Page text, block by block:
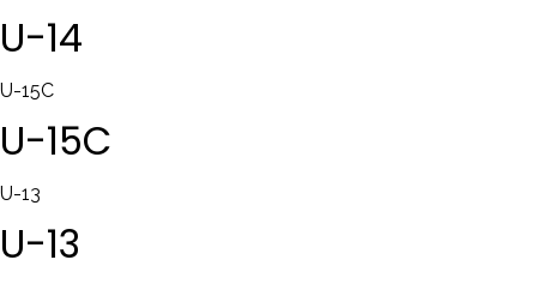
U-14
U-15C
U-15C
U-13
U-13